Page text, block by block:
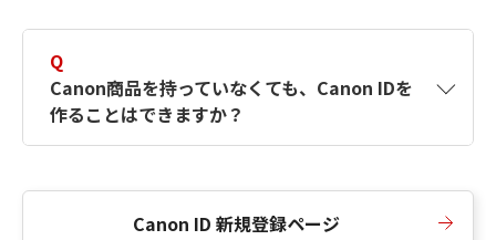
Q
Canon商品を持っていなくても、Canon IDを
作ることはできますか？
Canon ID 新規登録ページ